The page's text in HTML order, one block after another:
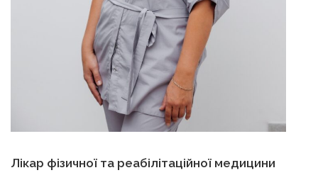
Лікар фізичної та реабілітаційної медицини